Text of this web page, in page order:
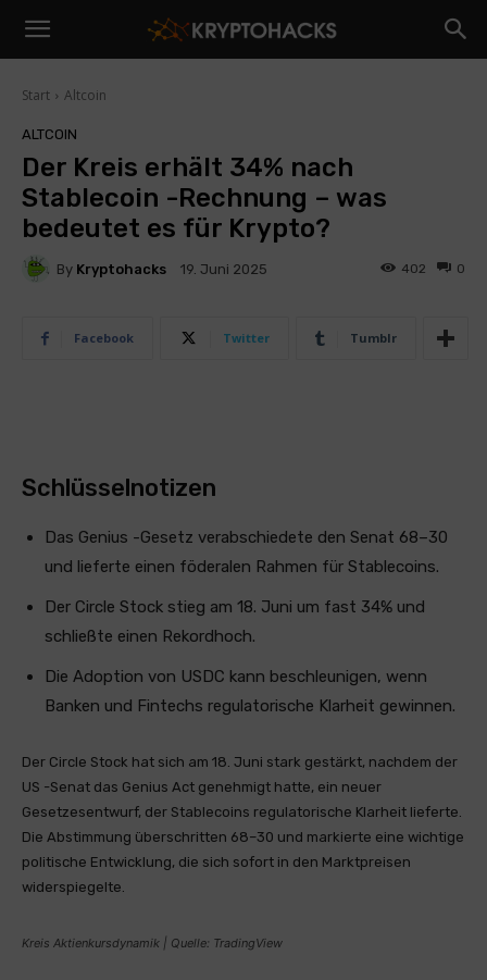
Start Altcoin
ALTCOIN
Der Kreis erhält 34% nach
Stablecoin -Rechnung – was
bedeutet es für Krypto?
By Kryptohacks 19. Juni 2025 0
402
Facebook Twitter Tumblr
Schlüsselnotizen
Das Genius -Gesetz verabschiedete den Senat 68–30
und lieferte einen föderalen Rahmen für Stablecoins.
Der Circle Stock stieg am 18. Juni um fast 34% und
schließte einen Rekordhoch.
Die Adoption von USDC kann beschleunigen, wenn
Banken und Fintechs regulatorische Klarheit gewinnen.
Der Circle Stock hat sich am 18. Juni stark gestärkt, nachdem der
US -Senat das Genius Act genehmigt hatte, ein neuer
Gesetzesentwurf, der Stablecoins regulatorische Klarheit lieferte.
Die Abstimmung überschritten 68–30 und markierte eine wichtige
politische Entwicklung, die sich sofort in den Marktpreisen
widerspiegelte.
Kreis Aktienkursdynamik | Quelle: TradingView